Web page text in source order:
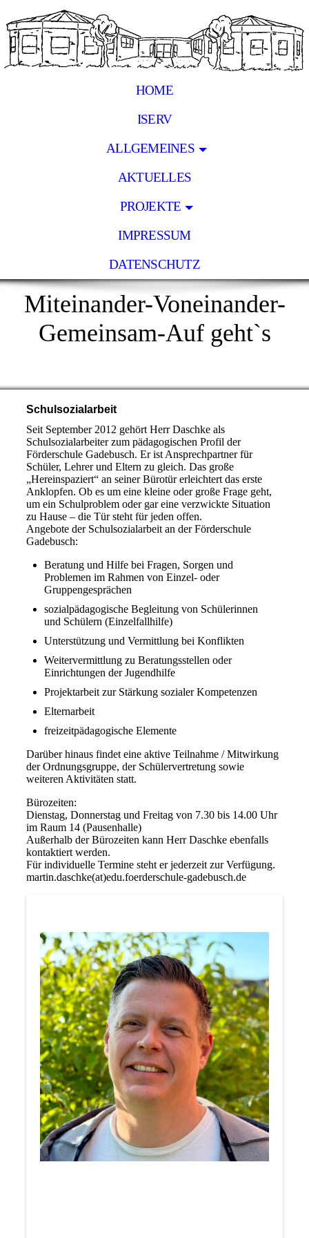
HOME
ISERV
ALLGEMEINES
AKTUELLES
PROJEKTE
IMPRESSUM
DATENSCHUTZ
Miteinander-Voneinander-
Gemeinsam-Auf geht`s
Schulsozialarbeit
Seit September 2012 gehört Herr Daschke als
Schulsozialarbeiter zum pädagogischen Profil der
Förderschule Gadebusch. Er ist Ansprechpartner für
Schüler, Lehrer und Eltern zu gleich. Das große
„Hereinspaziert“ an seiner Bürotür erleichtert das erste
Anklopfen. Ob es um eine kleine oder große Frage geht,
um ein Schulproblem oder gar eine verzwickte Situation
zu Hause – die Tür steht für jeden offen.
Angebote der Schulsozialarbeit an der Förderschule
Gadebusch:
Beratung und Hilfe bei Fragen, Sorgen und
Problemen im Rahmen von Einzel- oder
Gruppengesprächen
sozialpädagogische Begleitung von Schülerinnen
und Schülern (Einzelfallhilfe)
Unterstützung und Vermittlung bei Konflikten
Weitervermittlung zu Beratungsstellen oder
Einrichtungen der Jugendhilfe
Projektarbeit zur Stärkung sozialer Kompetenzen
Elternarbeit
freizeitpädagogische Elemente
Darüber hinaus findet eine aktive Teilnahme / Mitwirkung
der Ordnungsgruppe, der Schülervertretung sowie
weiteren Aktivitäten statt.
Bürozeiten:
Dienstag, Donnerstag und Freitag von 7.30 bis 14.00 Uhr
im Raum 14 (Pausenhalle)
Außerhalb der Bürozeiten kann Herr Daschke ebenfalls
kontaktiert werden.
Für individuelle Termine steht er jederzeit zur Verfügung.
martin.daschke(at)edu.foerderschule-gadebusch.de